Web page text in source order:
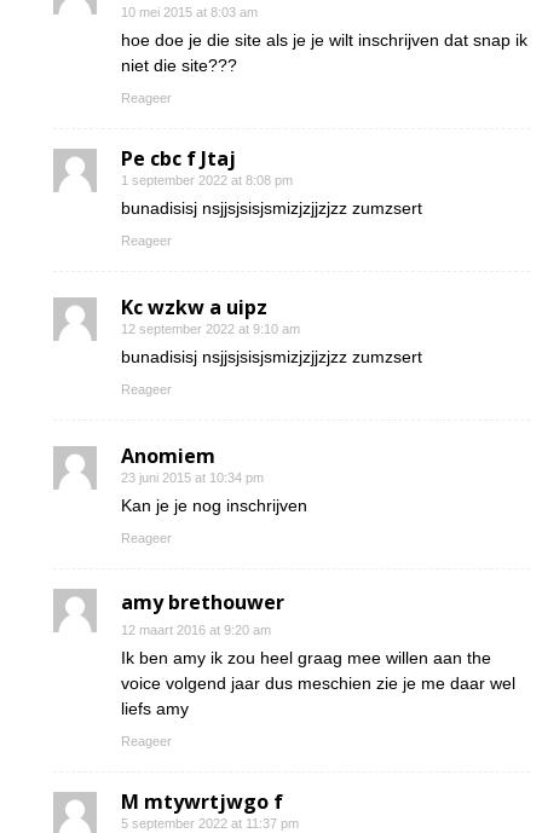
10 mei 2015 at 8:03 am
hoe doe je die site als je je wilt inschrijven dat snap ik
niet die site???
Reageer
Pe cbc f Jtaj
1 september 2022 at 8:08 pm
bunadisisj nsjjsjsisjsmizjzjjzjzz zumzsert
Reageer
Kc wzkw a uipz
12 september 2022 at 9:10 am
bunadisisj nsjjsjsisjsmizjzjjzjzz zumzsert
Reageer
Anomiem
23 juni 2015 at 10:34 pm
Kan je je nog inschrijven
Reageer
amy brethouwer
12 maart 2016 at 9:20 am
Ik ben amy ik zou heel graag mee willen aan the
voice volgend jaar dus meschien zie je me daar wel
liefs amy
Reageer
M mtywrtjwgo f
5 september 2022 at 11:37 pm